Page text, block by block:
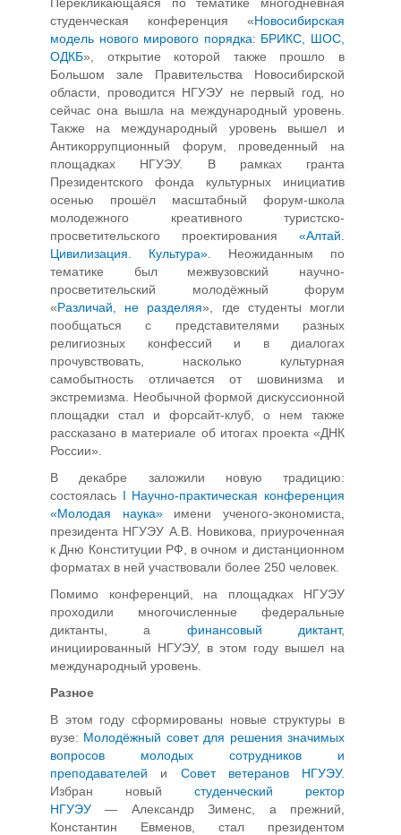
студенческая конференция «Новосибирская
модель нового мирового порядка: БРИКС, ШОС,
ОДКБ», открытие которой также прошло в
Большом зале Правительства Новосибирской
области, проводится НГУЭУ не первый год, но
сейчас она вышла на международный уровень.
Также на международный уровень вышел и
Антикоррупционный форум, проведенный на
площадках НГУЭУ. В рамках гранта
Президентского фонда культурных инициатив
осенью прошёл масштабный форум-школа
молодежного креативного туристско-
просветительского проектирования «Алтай.
Цивилизация. Культура» . Неожиданным по
тематике был межвузовский научно-
просветительский молодёжный форум
«Различай, не разделяя», где студенты могли
пообщаться с представителями разных
религиозных конфессий и в диалогах
прочувствовать, насколько культурная
самобытность отличается от шовинизма и
экстремизма. Необычной формой дискуссионной
площадки стал и форсайт-клуб, о нем также
рассказано в материале об итогах проекта «ДНК
России».
В декабре заложили новую традицию:
состоялась I Научно-практическая конференция
«Молодая наука»имени ученого-экономиста,
президента НГУЭУ А.В. Новикова, приуроченная
к Дню Конституции РФ, в очном и дистанционном
форматах в ней участвовали более 250 человек.
Помимо конференций, на площадках НГУЭУ
проходили многочисленные федеральные
диктанты, а финансовый диктант,
инициированный НГУЭУ, в этом году вышел на
международный уровень.
Разное
В этом году сформированы новые структуры в
вузе: Молодёжный совет для решения значимых
вопросов молодых сотрудников и
преподавателей и Совет ветеранов НГУЭУ.
Избран новый студенческий ректор
НГУЭУ — Александр Зименс, а прежний,
Константин Евменов, стал президентом